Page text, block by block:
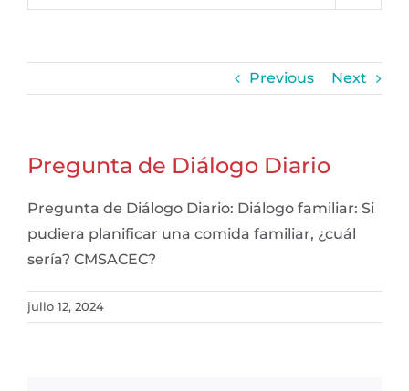
Previous Next
Pregunta de Diálogo Diario
Pregunta de Diálogo Diario: Diálogo familiar: Si
pudiera planificar una comida familiar, ¿cuál
sería? CMSACEC?
julio 12, 2024